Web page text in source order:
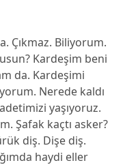
Çıkmaz. Biliyorum.
Kardeşim beni
da. Kardeşimi
Nerede kaldı
yaşıyoruz.
Şafak kaçtı asker?
diş. Dişe diş.
haydi eller